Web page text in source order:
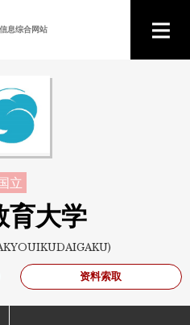
息综合网站
立
育大学
资料索取